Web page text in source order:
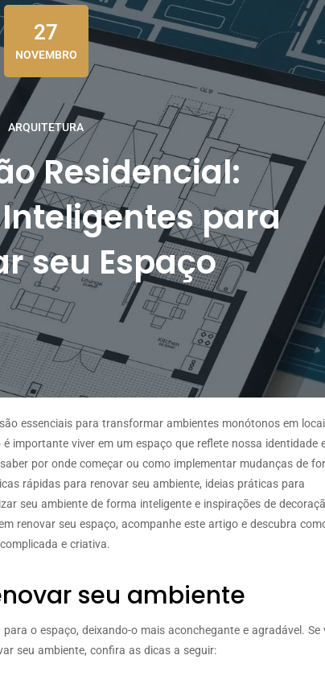
27
NOVEMBRO
ARQUITETURA
Residencial:
para
seu Espaço
essenciais para transformar ambientes monótonos em
importante viver em um espaço que reflete nossa identidade
por onde começar ou como implementar mudanças de
rápidas para renovar seu ambiente, ideias práticas para
seu ambiente de forma inteligente e inspirações de
renovar seu espaço, acompanhe este artigo e descubra
e criativa.
seu ambiente
o espaço, deixando-o mais aconchegante e agradável. Se
seu ambiente, confira as dicas a seguir: